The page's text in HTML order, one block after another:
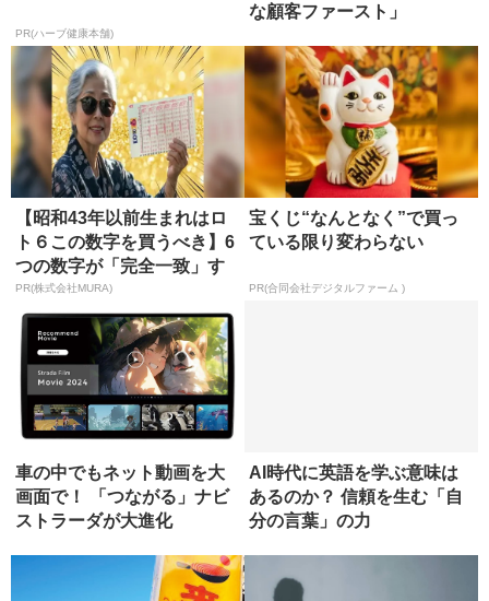
PR(ハーブ健康本舗)
な顧客ファースト」
【昭和43年以前生まれはロ
ト６この数字を買うべき】6
つの数字が「完全一致」す
る方...
PR(株式会社MURA)
宝くじ“なんとなく”で買っ
ている限り変わらない
PR(合同会社デジタルファーム )
車の中でもネット動画を大
画面で！ 「つながる」ナビ
ストラーダが大進化
AI時代に英語を学ぶ意味は
あるのか？ 信頼を生む「自
分の言葉」の力